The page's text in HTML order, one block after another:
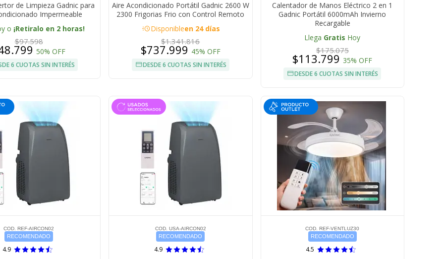
de Limpieza Gadnic para
Impermeable
o ¡Retiralo en 2 horas!
$97.598
50% OFF
6 CUOTAS SIN INTERÉS
Aire Acondicionado Portátil Gadnic 2600 W
2300 Frigorias Frio con Control Remoto
acuteDisponibleen 24 días
$1.341.816
$737.999 45% OFF
DESDE 6 CUOTAS SIN INTERÉS
Calentador de Manos Eléctrico 2 en 1
Gadnic Portátil 6000mAh Invierno
Recargable
Llega Gratis Hoy
$175.075
$113.799 35% OFF
DESDE 6 CUOTAS SIN INTERÉS
COD. REF-AIRCON02
RECOMENDADO
4.9
COD. USA-AIRCON02
RECOMENDADO
4.9
COD. REF-VENTLUZ30
RECOMENDADO
4.5